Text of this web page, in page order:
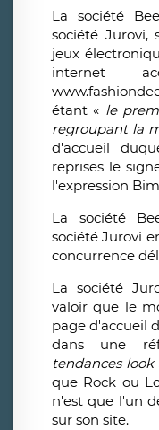
La société
société Jurovi,
jeux
internet
étant « le
regroupant la
d'accueil
reprises le
l'expression
La société
société Jurovi
concurrence
La société
valoir que le
page d'accueil
dans une
tendances look
que Rock ou
n'est que l'un
sur son site.